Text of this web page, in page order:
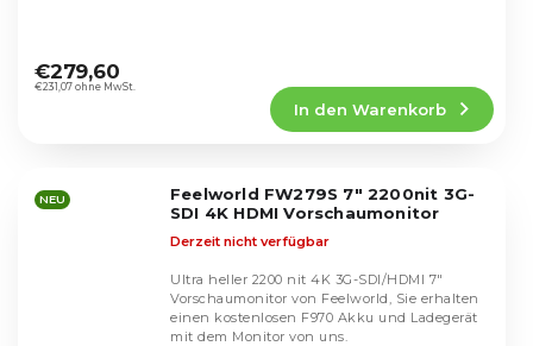
durchschnittliche
Produktbewertung
Sternen.
€231,07 ohne MwSt.
€279,60
In den Warenkorb
NEU
Feelworld FW279S 7" 2200nit 3G-
SDI 4K HDMI Vorschaumonitor
Derzeit nicht verfügbar
Ultra heller 2200 nit 4K 3G-SDI/HDMI 7"
Vorschaumonitor von Feelworld, Sie erhalten
einen kostenlosen F970 Akku und Ladegerät
mit dem Monitor von uns.